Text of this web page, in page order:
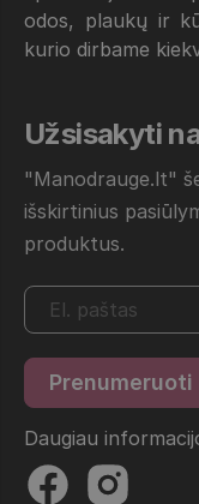
odos, plaukų ir
kurio dirbame
Užsisakyti
"Manodrauge.lt"
išskirtinius
produktus.
Daugiau